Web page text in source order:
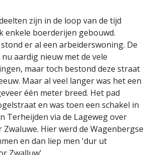
zijn in de loop van de tijd
enkele boerderijen gebouwd.
er al een arbeiderswoning. De
aardig nieuw met de vele
maar toch bestond deze straat
Maar al veel langer was het een
één meter breed. Het pad
en was toen een schakel in
Terheijden via de Lageweg over
Hier werd de Wagenbergse
en dan liep men 'dur ut